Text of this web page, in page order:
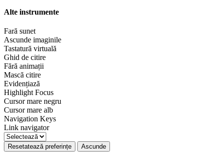
Alte instrumente
Fară sunet
Ascunde imaginile
Tastatură virtuală
Ghid de citire
Fără animații
Mască citire
Evidențiază
Highlight Focus
Cursor mare negru
Cursor mare alb
Navigation Keys
Link navigator
Resetatează preferințe Ascunde